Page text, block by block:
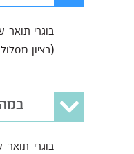
בוגרי תואר
(בציון
בוגרי